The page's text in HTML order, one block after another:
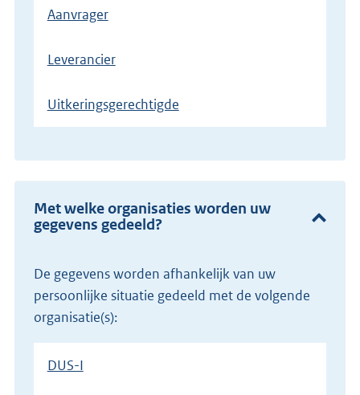
Aanvrager
Leverancier
Uitkeringsgerechtigde
Met welke organisaties worden uw
gegevens gedeeld?
De gegevens worden afhankelijk van uw
persoonlijke situatie gedeeld met de volgende
organisatie(s):
DUS-I